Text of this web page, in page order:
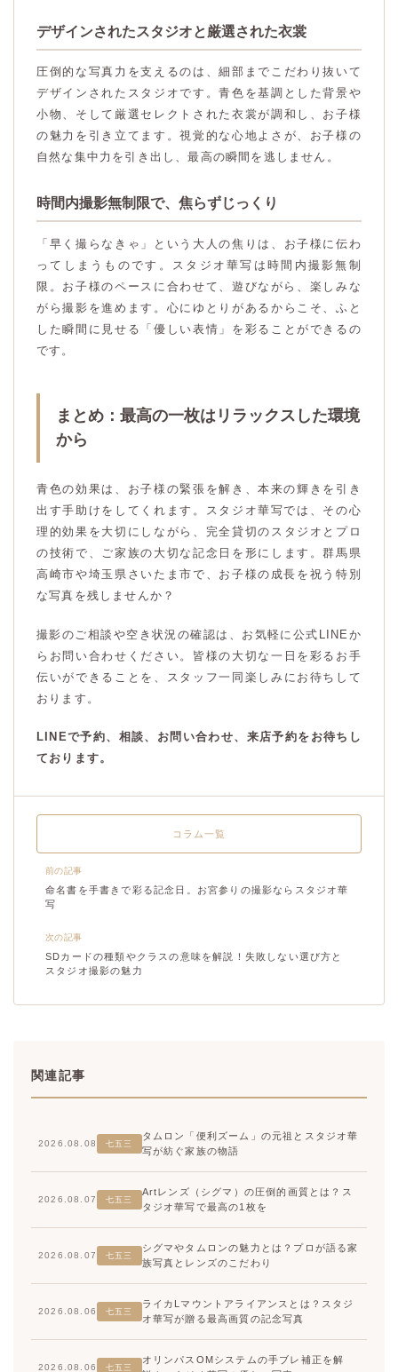
デザインされたスタジオと厳選された衣裳
圧倒的な写真力を支えるのは、細部までこだわり抜いて
デザインされたスタジオです。青色を基調とした背景や
小物、そして厳選セレクトされた衣裳が調和し、お子様
の魅力を引き立てます。視覚的な心地よさが、お子様の
自然な集中力を引き出し、最高の瞬間を逃しません。
時間内撮影無制限で、焦らずじっくり
「早く撮らなきゃ」という大人の焦りは、お子様に伝わ
ってしまうものです。スタジオ華写は時間内撮影無制
限。お子様のペースに合わせて、遊びながら、楽しみな
がら撮影を進めます。心にゆとりがあるからこそ、ふと
した瞬間に見せる「優しい表情」を彩ることができるの
です。
まとめ：最高の一枚はリラックスした環境
から
青色の効果は、お子様の緊張を解き、本来の輝きを引き
出す手助けをしてくれます。スタジオ華写では、その心
理的効果を大切にしながら、完全貸切のスタジオとプロ
の技術で、ご家族の大切な記念日を形にします。群馬県
高崎市や埼玉県さいたま市で、お子様の成長を祝う特別
な写真を残しませんか？
撮影のご相談や空き状況の確認は、お気軽に公式LINEか
らお問い合わせください。皆様の大切な一日を彩るお手
伝いができることを、スタッフ一同楽しみにお待ちして
おります。
LINEで予約、相談、お問い合わせ、来店予約をお待ちし
ております。
前の記事
命名書を手書きで彩る記念日。お宮参りの撮影ならスタジオ華
写
コラム一覧
次の記事
SDカードの種類やクラスの意味を解説！失敗しない選び方と
スタジオ撮影の魅力
関連記事
2026.08.08 七五三
タムロン「便利ズーム」の元祖とスタジオ華
写が紡ぐ家族の物語
2026.08.07 七五三
Artレンズ（シグマ）の圧倒的画質とは？ス
タジオ華写で最高の1枚を
2026.08.07 七五三
シグマやタムロンの魅力とは？プロが語る家
族写真とレンズのこだわり
2026.08.06 七五三
ライカLマウントアライアンスとは？スタジ
オ華写が贈る最高画質の記念写真
2026.08.06 七五三
オリンパスOMシステムの手ブレ補正を解